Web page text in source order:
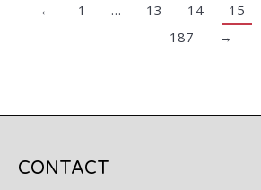
← 1 … 13 14 15
187
→
CONTACT